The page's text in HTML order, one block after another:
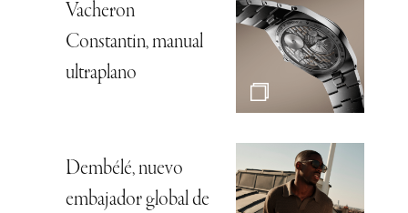
Vacheron
Constantin, manual
ultraplano
Dembélé, nuevo
embajador global de